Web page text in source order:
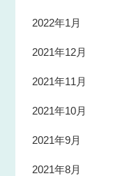
2022年1月
2021年12月
2021年11月
2021年10月
2021年9月
2021年8月